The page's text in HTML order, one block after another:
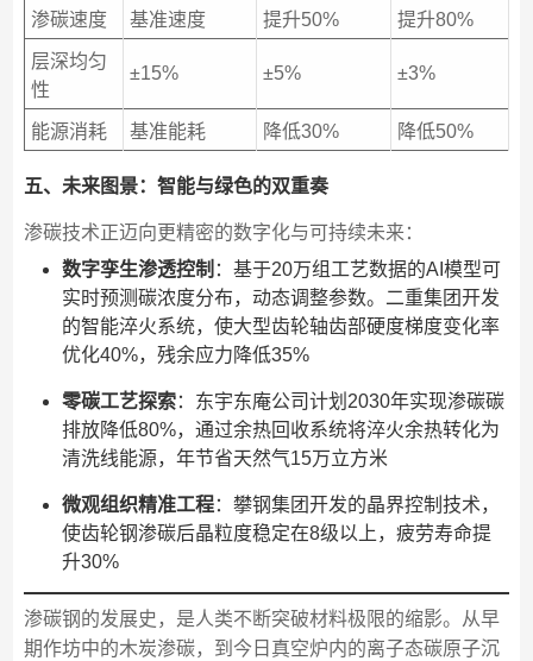
渗碳速度 基准速度 提升50% 提升80%
层深均匀
性
±15% ±5% ±3%
能源消耗 基准能耗 降低30% 降低50%
五、未来图景：智能与绿色的双重奏
渗碳技术正迈向更精密的数字化与可持续未来：
数字孪生渗透控制 ：基于20万组工艺数据的AI模型可
实时预测碳浓度分布，动态调整参数。二重集团开发
的智能淬火系统，使大型齿轮轴齿部硬度梯度变化率
优化40%，残余应力降低35%
零碳工艺探索：东宇东庵公司计划2030年实现渗碳碳
排放降低80%，通过余热回收系统将淬火余热转化为
清洗线能源，年节省天然气15万立方米
微观组织精准工程：攀钢集团开发的晶界控制技术，
使齿轮钢渗碳后晶粒度稳定在8级以上，疲劳寿命提
升30%
渗碳钢的发展史，是人类不断突破材料极限的缩影。从早
期作坊中的木炭渗碳，到今日真空炉内的离子态碳原子沉